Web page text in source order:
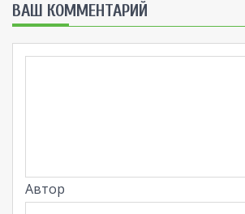
ВАШ КОММЕНТАРИЙ
Автор